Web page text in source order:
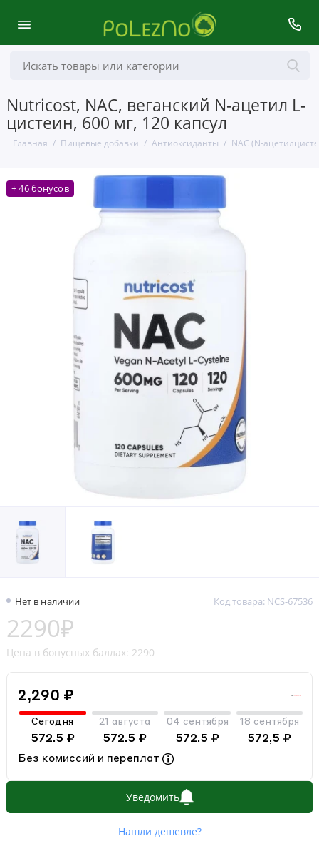
Nutricost, NAC, веганский N-ацетил L-
цистеин, 600 мг, 120 капсул
Главная Пищевые добавки Антиоксиданты NAC (N-
+ 46 бонусов
Нет в наличии Код товара: NCS-67536
2290₽
Цена в бонусных баллах: 2290
2,290 ₽
Сегодня
572.5 ₽
21 августа
572.5 ₽
04 сентября
572.5 ₽
18 сентября
572,5 ₽
Без комиссий и переплат
Уведомить
Нашли дешевле?